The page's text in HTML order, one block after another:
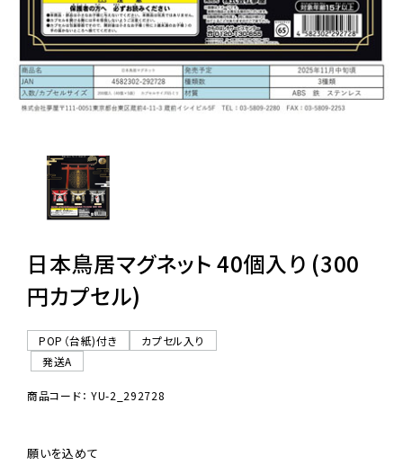
よくあるご質問
ご利用ガイド
06-6282-7659
日本鳥居マグネット 40個入り (300
円カプセル)
POP（台紙)付き
カプセル入り
発送A
商品コード： YU-2_292728
願いを込めて